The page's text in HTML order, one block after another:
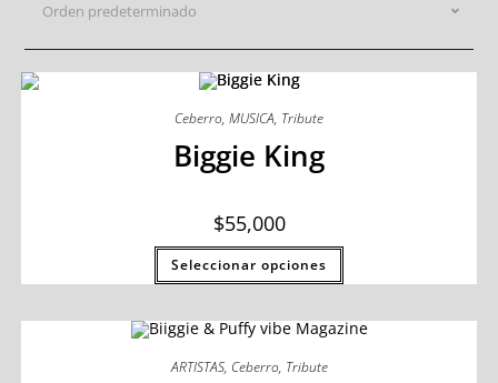
Orden predeterminado
Ceberro, MUSICA, Tribute
Biggie King
$55,000
Seleccionar opciones
ARTISTAS, Ceberro, Tribute